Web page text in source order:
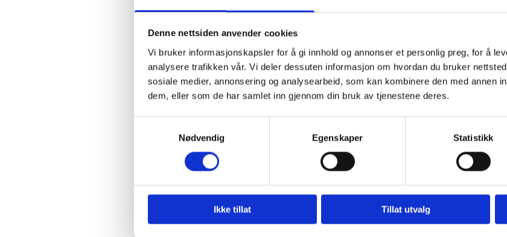
Denne nettsiden anvender cookies
Vi bruker informasjonskapsler for å gi innhold og annonser et personlig preg, for å
analysere trafikken vår. Vi deler dessuten informasjon om hvordan du bruker
sosiale medier, annonsering og analysearbeid, som kan kombinere den med annen
dem, eller som de har samlet inn gjennom din bruk av tjenestene deres.
Nødvendig
Egenskaper Statistikk
Ikke tillat Tillat utvalg
Utvikle og forbedre nettstedet gjennom å forstå hvordan
Beregne og rapportere brukerantall og trafikk.
Gjøre det lettere for deg å navigere på nettstedet.
Gjøre det mulig for systemet å kjenne igjen faste brukere
tjenestene.
Iblant anvender vi tredjepartsinformasjonskapsler fra
markedsundersøkelser og trafikkmålinger, og for å
nettstedet.
Slik forhindrer du at informasjonskapsler lagres
Du kan slette informasjonskapsler fra din harddisk når som
personlige innstillinger forsvinner. Du kan også endre